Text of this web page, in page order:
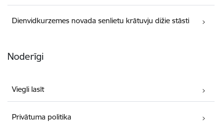
Dienvidkurzemes novada senlietu krātuvju dižie stāsti
Noderīgi
Viegli lasīt
Privātuma politika